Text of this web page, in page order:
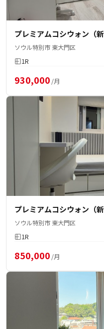
プレミアムコシウォン（
ソウル特別市 東大門区
1R
930,000 /月
プレミアムコシウォン（
ソウル特別市 東大門区
1R
850,000 /月